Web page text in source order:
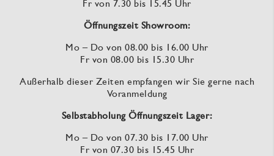
Fr von 7.30 bis 15.45 Uhr
Öffnungszeit Showroom:
Mo – Do von 08.00 bis 16.00 Uhr
Fr von 08.00 bis 15.30 Uhr
Außerhalb dieser Zeiten empfangen wir Sie gerne nach
Voranmeldung
Selbstabholung Öffnungszeit Lager:
Mo – Do von 07.30 bis 17.00 Uhr
Fr von 07.30 bis 15.45 Uhr